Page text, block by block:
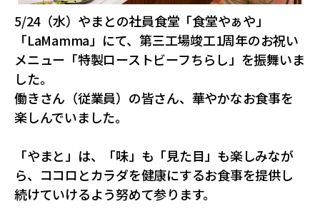
5/24（水）やまとの社員食堂「食堂やぁや」
「LaMamma」にて、第三工場竣工1周年のお祝い
メニュー「特製ローストビーフちらし」を振舞いま
した。
働きさん（従業員）の皆さん、華やかなお食事を
楽しんでいました。
「やまと」は、「味」も「見た目」も楽しみなが
ら、ココロとカラダを健康にするお食事を提供し
続けていけるよう努めて参ります。